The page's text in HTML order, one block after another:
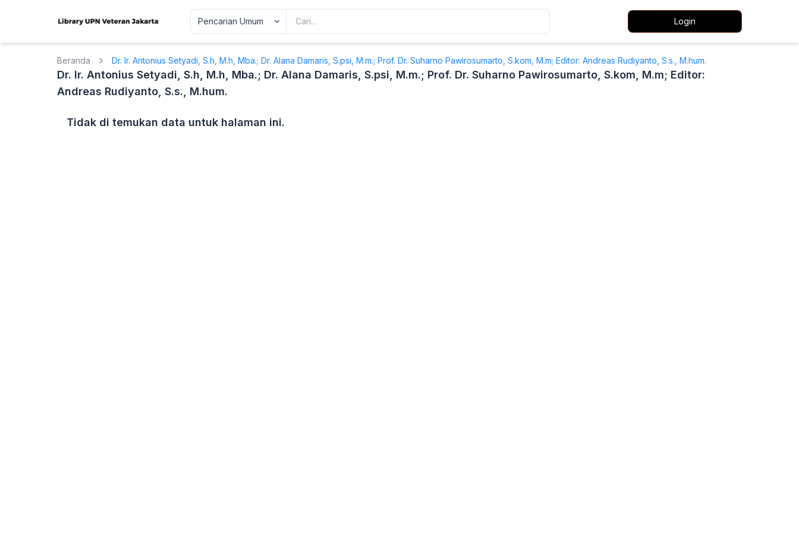
Login
Beranda Dr. Ir. Antonius Setyadi, S.h, M.h, Mba.; Dr. Alana Damaris, S.psi, M.m.; Prof. Dr. Suharno Pawirosumarto, S.kom, M.m; Editor: Andreas Rudiyanto, S.s., M.hum.
Dr. Ir. Antonius Setyadi, S.h, M.h, Mba.; Dr. Alana Damaris, S.psi, M.m.; Prof. Dr. Suharno Pawirosumarto, S.kom, M.m; Editor:
Andreas Rudiyanto, S.s., M.hum.
Tidak di temukan data untuk halaman ini.